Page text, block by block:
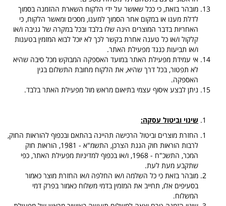
מובהר בזאת, כי ככל שאושר על ידי הלקוח השארת ההזמנה בסמוך
לדלת מענו או במקום אחר הסמוך למענו, מסכים ומאשר הלקוח, כי
האחריות בדבר המוצרים הינה שלו בלבד ובכל במקרה של גניבה ו/או
קלקול ו/או כל טענה אחרת בקשר לכך לא יוכל לבוא המזמין בטענות
ו/או תביעות כנגד מפעילת האתר.
אי עמידת מפעילת האתר במועד האספקה המבוקש מכל סיבה שהיא
לא תפטור, בכל דרך שהיא, את הלקוח מחובת התשלום בגין
האספקה.
ניתן לבצע איסוף עצמי בתיאום מראש מול מפעילת האתר בלבד.
שינוי וביטול עסקה:
החזרת מוצרים וביטול הרכישה תהיינה בהתאם ובכפוף להוראות החוק,
לרבות הוראות חוק הגנת הצרכן, התשמ"א - 1981, הוראות חוק
המכר, התשכ"ח - 1968, ו/או בכפוף למדיניות מפעילת האתר, כפי
שתקבע מעת לעת.
מובהר בזאת כי כל השלמה ו/או החלפה ו/או החזרת מוצר כאמור
בסעיפים אלו, תחייב את המזמין בדמי משלוח כאמור בפרק דמי
המשלוח.